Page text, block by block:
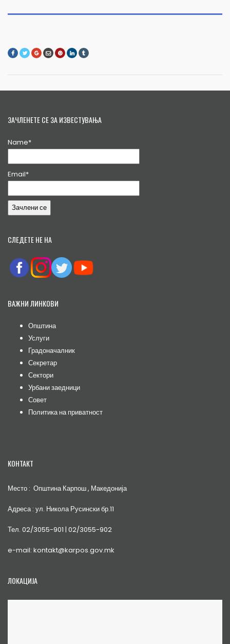
ЗАЧЛЕНЕТЕ СЕ ЗА ИЗВЕСТУВАЊА
Name*
Email*
СЛЕДЕТЕ НЕ НА
ВАЖНИ ЛИНКОВИ
Општина
Услуги
Градоначалник
Секретар
Сектори
Урбани заедници
Совет
Политика на приватност
КОНТАКТ
Место : Општина Карпош , Македонија
Адреса : ул. Никола Русински бр.11
Тел. 02/3055-901 | 02/3055-902
e-mail: kontakt@karpos.gov.mk
ЛОКАЦИЈА